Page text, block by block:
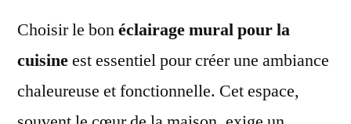
Choisir le bonéclairage mural pour la
cuisineest essentiel pour créer une ambiance
chaleureuse et fonctionnelle. Cet espace,